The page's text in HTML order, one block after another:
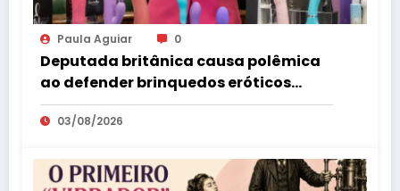
Paula Aguiar 0
Deputada britânica causa polêmica
ao defender brinquedos eróticos
como parte da educação sexual
03/08/2026